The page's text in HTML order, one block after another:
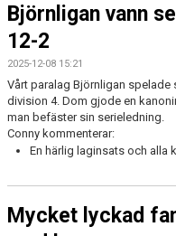
Björnligan vann
12-2
2025-12-08 15:21
Vårt paralag Björnligan
division 4. Dom gjode en
man befäster sin serieledning.
Conny kommenterar:
En härlig laginsats och alla
Mycket lyckad